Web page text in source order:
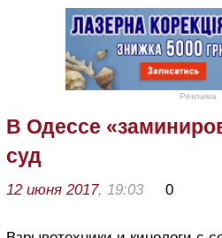
Реклама
В Одессе
суд
12 июня 2017, 19:03 0